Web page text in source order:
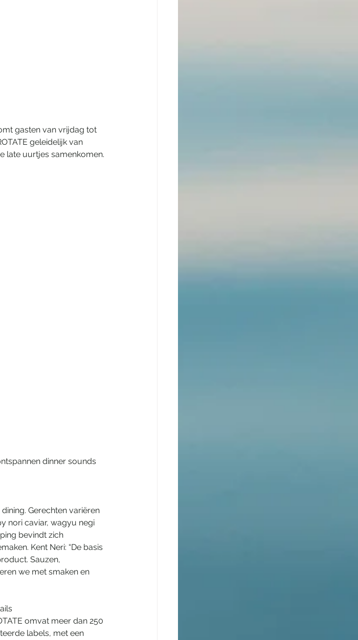
gasten van vrijdag tot
geleidelijk van
late uurtjes samenkomen.
dinner sounds
Gerechten variëren
nori caviar, wagyu negi
bevindt zich
Kent Neri: “De basis
Sauzen,
we met smaken en
omvat meer dan 250
labels, met een